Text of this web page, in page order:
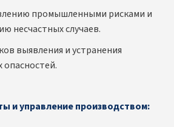
промышленными рисками и
несчастных случаев.
выявления и устранения
и управление производством: